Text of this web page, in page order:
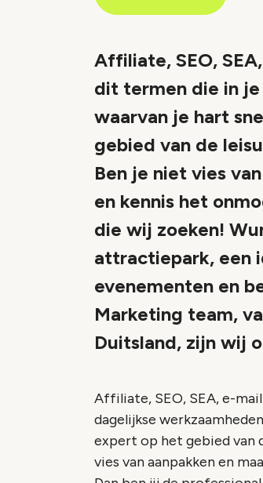
Affiliate, SEO,
dit termen die in
waarvan je hart
gebied van de
Ben je niet vies
en kennis het
die wij zoeken!
attractiepark, een
evenementen en
Marketing team,
Duitsland, zijn wij
Affiliate, SEO, SEA, e-
dagelijkse
expert op het gebied van
vies van aanpakken en